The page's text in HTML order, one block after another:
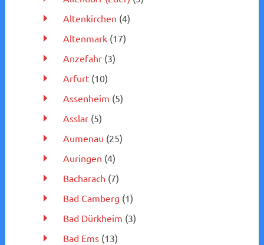
Altenkirchen (4)
Altenmark(17)
Anzefahr(3)
Arfurt(10)
Assenheim (5)
Asslar(5)
Aumenau (25)
Auringen (4)
Bacharach (7)
Bad Camberg (1)
Bad Dürkheim (3)
Bad Ems(13)